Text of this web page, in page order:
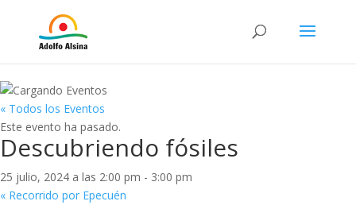
« Todos los Eventos
Este evento ha pasado.
Descubriendo fósiles
25 julio, 2024 a las 2:00 pm - 3:00 pm
« Recorrido por Epecuén